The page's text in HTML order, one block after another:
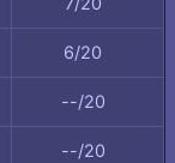
6/20
--/20
--/20